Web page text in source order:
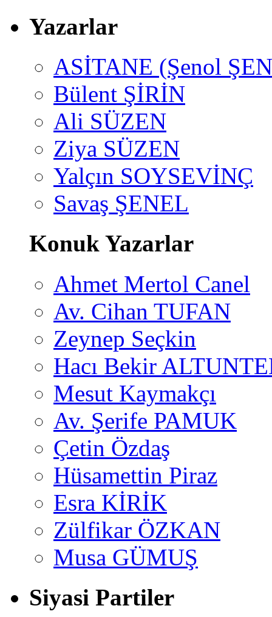
Yazarlar
ASİTANE (Şenol
Bülent ŞİRİN
Ali SÜZEN
Ziya SÜZEN
Yalçın SOYSEVİNÇ
Savaş ŞENEL
Konuk Yazarlar
Ahmet Mertol Canel
Av. Cihan TUFAN
Zeynep Seçkin
Hacı Bekir
Mesut Kaymakçı
Av. Şerife PAMUK
Çetin Özdaş
Hüsamettin Piraz
Esra KİRİK
Zülfikar ÖZKAN
Musa GÜMUŞ
Siyasi Partiler